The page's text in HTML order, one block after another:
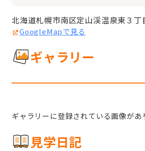
北海道札幌市南区定山渓温泉東３丁
GoogleMapで見る
ギャラリー
ギャラリーに登録されている画像があ
見学日記